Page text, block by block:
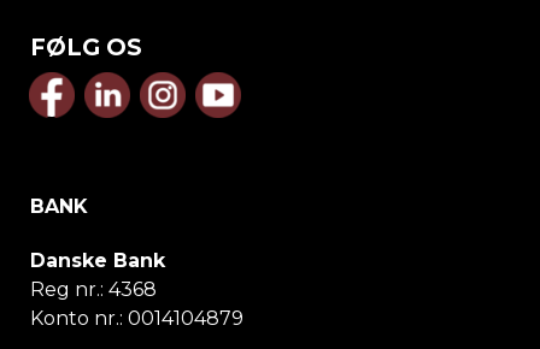
FØLG OS
BANK
Danske Bank
Reg nr.: 4368
Konto nr.: 0014104879